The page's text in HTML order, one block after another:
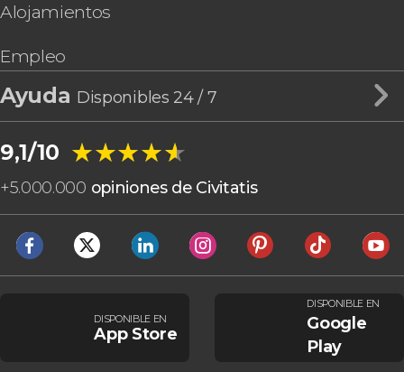
Alojamientos
Empleo
Ayuda Disponibles 24 / 7
9,1/10 ★★★★★
★★★★★
+5.000.000 opiniones de Civitatis
DISPONIBLE EN
App Store
DISPONIBLE EN
Google
Play